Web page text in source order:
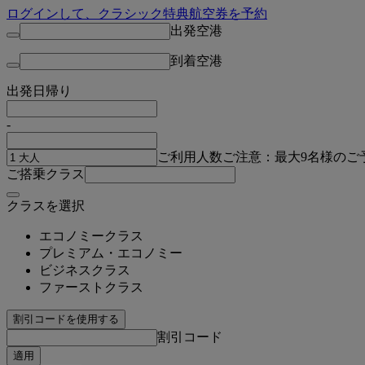
ログインして、クラシック特典航空券を予約
出発空港
到着空港
出発日 帰り
-
ご利用人数ご注意：最大9名様のご
ご搭乗クラス
クラスを選択
エコノミークラス
プレミアム・エコノミー
ビジネスクラス
ファーストクラス
割引コードを使用する
割引コード
適用